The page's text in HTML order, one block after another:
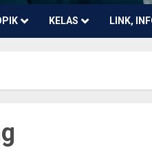
KELAS LINK,